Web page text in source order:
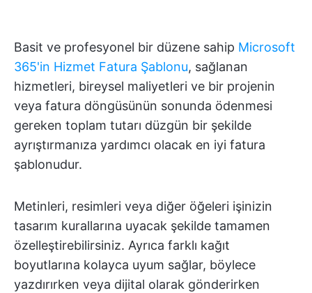
Basit ve profesyonel bir düzene sahip Microsoft
365'in Hizmet Fatura Şablonu, sağlanan
hizmetleri, bireysel maliyetleri ve bir projenin
veya fatura döngüsünün sonunda ödenmesi
gereken toplam tutarı düzgün bir şekilde
ayrıştırmanıza yardımcı olacak en iyi fatura
şablonudur.
Metinleri, resimleri veya diğer öğeleri işinizin
tasarım kurallarına uyacak şekilde tamamen
özelleştirebilirsiniz. Ayrıca farklı kağıt
boyutlarına kolayca uyum sağlar, böylece
yazdırırken veya dijital olarak gönderirken